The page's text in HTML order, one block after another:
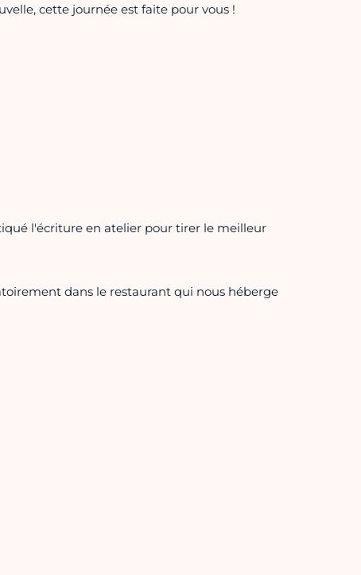
cette journée est faite pour vous !
l'écriture en atelier pour tirer le meilleur
dans le restaurant qui nous héberge